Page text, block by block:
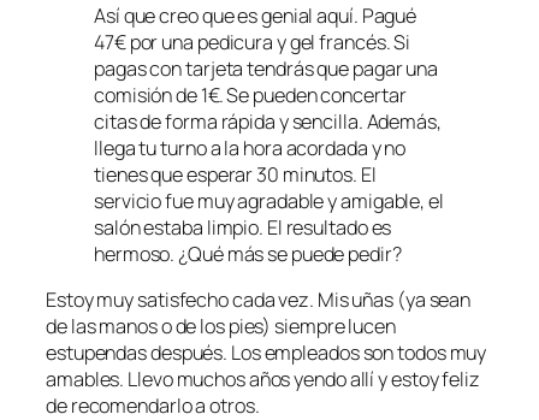
Así que creo que es genial aquí. Pagué
47€ por una pedicura y gel francés. Si
pagas con tarjeta tendrás que pagar una
comisión de 1€. Se pueden concertar
citas de forma rápida y sencilla. Además,
llega tu turno a la hora acordada y no
tienes que esperar 30 minutos. El
servicio fue muy agradable y amigable, el
salón estaba limpio. El resultado es
hermoso. ¿Qué más se puede pedir?
Estoy muy satisfecho cada vez. Mis uñas (ya sean
de las manos o de los pies) siempre lucen
estupendas después. Los empleados son todos muy
amables. Llevo muchos años yendo allí y estoy feliz
de recomendarlo a otros.